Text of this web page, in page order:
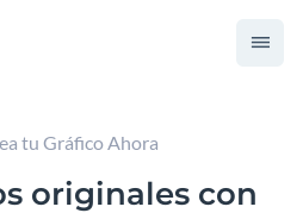
tu Gráfico Ahora
originales con